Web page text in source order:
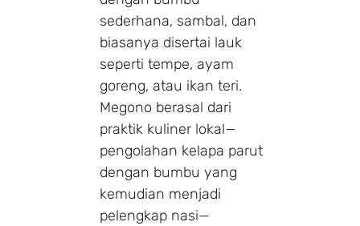
sederhana, sambal, dan
biasanya disertai lauk
seperti tempe, ayam
goreng, atau ikan teri.
Megono berasal dari
praktik kuliner lokal—
pengolahan kelapa parut
dengan bumbu yang
kemudian menjadi
pelengkap nasi—